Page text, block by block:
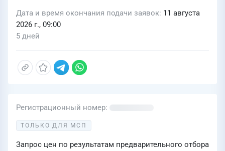
Дата и время окончания подачи заявок 11 августа
2026 г., 09:00
5 дней
Регистрационный номер
ТОЛЬКО ДЛЯ МСП
Запрос цен по результатам предварительного отбора